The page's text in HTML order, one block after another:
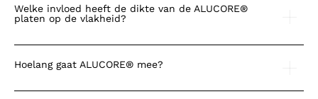
Welke invloed heeft de dikte van de ALUCORE®
platen op de vlakheid?
Hoelang gaat ALUCORE® mee?